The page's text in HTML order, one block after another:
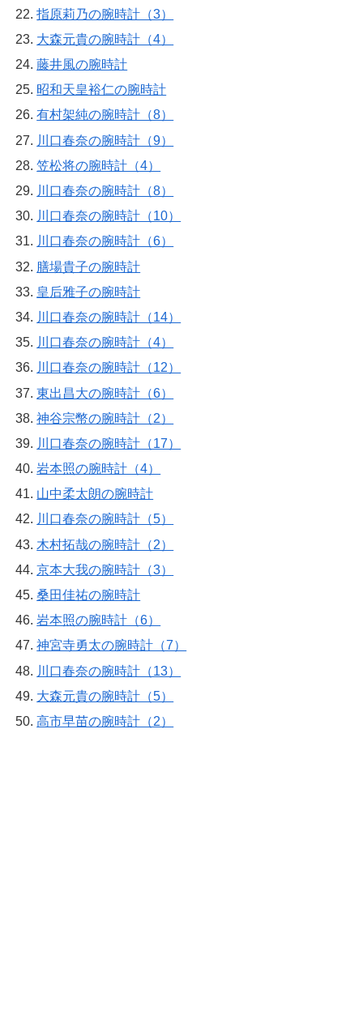
指原莉乃の腕時計（3）
大森元貴の腕時計（4）
藤井風の腕時計
昭和天皇裕仁の腕時計
有村架純の腕時計（8）
川口春奈の腕時計（9）
笠松将の腕時計（4）
川口春奈の腕時計（8）
川口春奈の腕時計（10）
川口春奈の腕時計（6）
膳場貴子の腕時計
皇后雅子の腕時計
川口春奈の腕時計（14）
川口春奈の腕時計（4）
川口春奈の腕時計（12）
東出昌大の腕時計（6）
神谷宗幣の腕時計（2）
川口春奈の腕時計（17）
岩本照の腕時計（4）
山中柔太朗の腕時計
川口春奈の腕時計（5）
木村拓哉の腕時計（2）
京本大我の腕時計（3）
桑田佳祐の腕時計
岩本照の腕時計（6）
神宮寺勇太の腕時計（7）
川口春奈の腕時計（13）
大森元貴の腕時計（5）
高市早苗の腕時計（2）